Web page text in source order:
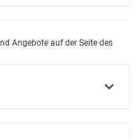
Angebote auf der Seite des